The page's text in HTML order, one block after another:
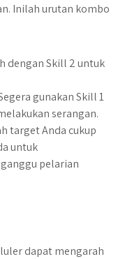
Inilah urutan kombo
dengan Skill 2 untuk
gunakan Skill 1
serangan.
target Anda cukup
untuk
pelarian
dapat mengarah